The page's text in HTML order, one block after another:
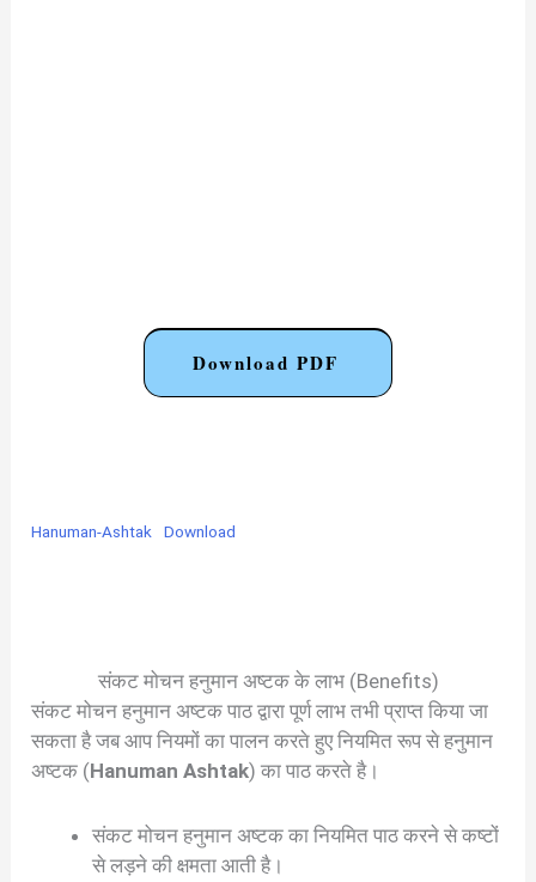
Download PDF
Hanuman-Ashtak Download
संकट मोचन हनुमान अष्टक के लाभ (Benefits)
संकट मोचन हनुमान अष्टक पाठ द्वारा पूर्ण लाभ तभी प्राप्त किया जा
सकता है जब आप नियमों का पालन करते हुए नियमित रूप से हनुमान
अष्टक (Hanuman Ashtak) का पाठ करते है।
संकट मोचन हनुमान अष्टक का नियमित पाठ करने से कष्टों
से लड़ने की क्षमता आती है।